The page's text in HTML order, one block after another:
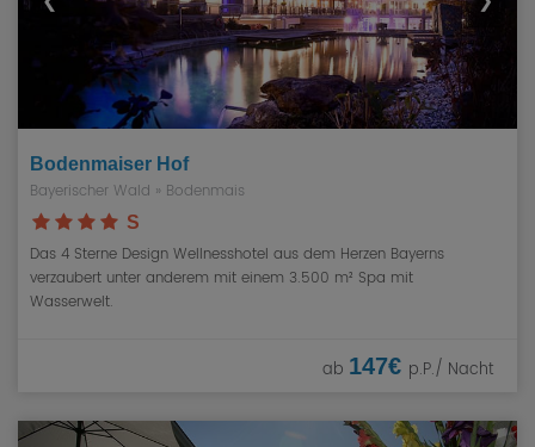
Bodenmaiser Hof
Bayerischer Wald » Bodenmais
S
Das 4 Sterne Design Wellnesshotel aus dem Herzen Bayerns
verzaubert unter anderem mit einem 3.500 m² Spa mit
Wasserwelt.
ab 147€ p.P./ Nacht